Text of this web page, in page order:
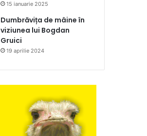
15 ianuarie 2025
Dumbrăvița de mâine în
viziunea lui Bogdan
Gruici
19 aprilie 2024